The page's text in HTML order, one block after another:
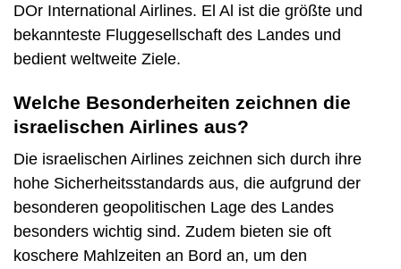
DOr International Airlines. El Al ist die größte und
bekannteste Fluggesellschaft des Landes und
bedient weltweite Ziele.
Welche Besonderheiten zeichnen die
israelischen Airlines aus?
Die israelischen Airlines zeichnen sich durch ihre
hohe Sicherheitsstandards aus, die aufgrund der
besonderen geopolitischen Lage des Landes
besonders wichtig sind. Zudem bieten sie oft
koschere Mahlzeiten an Bord an, um den